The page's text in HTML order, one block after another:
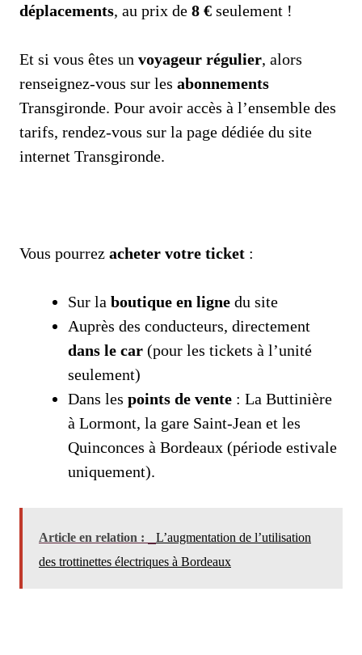
déplacements, au prix de 8 € seulement !
Et si vous êtes un voyageur régulier, alors
renseignez-vous sur les abonnements
Transgironde. Pour avoir accès à l’ensemble des
tarifs, rendez-vous sur la page dédiée du site
internet Transgironde.
Vous pourrez acheter votre ticket :
Sur la boutique en ligne du site
Auprès des conducteurs, directement
dans le car (pour les tickets à l’unité
seulement)
Dans les points de vente : La Buttinière
à Lormont, la gare Saint-Jean et les
Quinconces à Bordeaux (période estivale
uniquement).
Article en relation :
L’augmentation de l’utilisation
des trottinettes électriques à Bordeaux